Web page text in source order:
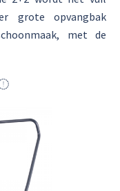
grote opvangbak
met de